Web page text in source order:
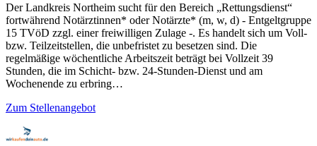
Der Landkreis Northeim sucht für den Bereich „Rettungsdienst“
fortwährend Notärztinnen* oder Notärzte* (m, w, d) - Entgeltgruppe
15 TVöD zzgl. einer freiwilligen Zulage -. Es handelt sich um Voll-
bzw. Teilzeitstellen, die unbefristet zu besetzen sind. Die
regelmäßige wöchentliche Arbeitszeit beträgt bei Vollzeit 39
Stunden, die im Schicht- bzw. 24-Stunden-Dienst und am
Wochenende zu erbring…
Zum Stellenangebot